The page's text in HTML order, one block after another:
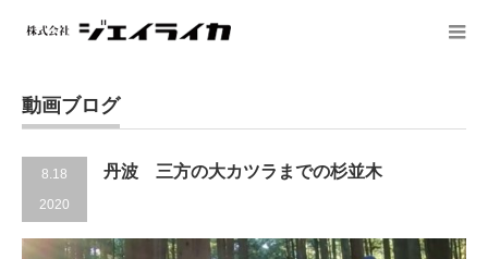
動画ブログ
8.18
2020
丹波 三方の大カツラまでの杉並木